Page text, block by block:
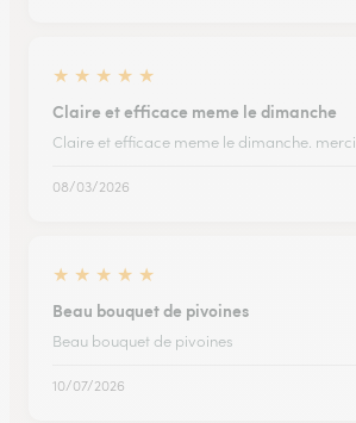
★ ★ ★ ★ ★
Claire et efficace meme le dimanche
Claire et efficace meme le dimanche. merci
08/03/2026
★ ★ ★ ★ ★
Beau bouquet de pivoines
Beau bouquet de pivoines
10/07/2026